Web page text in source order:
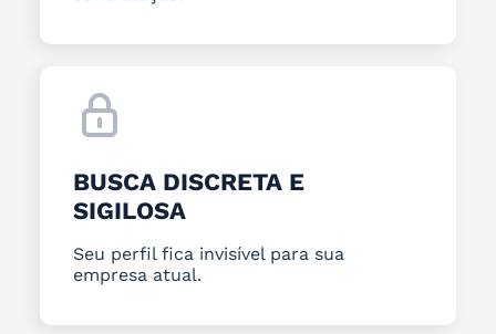
BUSCA DISCRETA E
SIGILOSA
Seu perfil fica invisível para sua
empresa atual.